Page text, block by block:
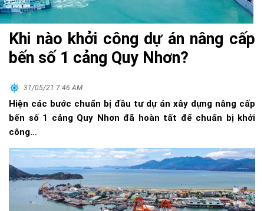
Khi nào khởi công dự án nâng cấp
bến số 1 cảng Quy Nhơn?
31/05/21 7:46 AM
Hiện các bước chuẩn bị đầu tư dự án xây dựng nâng cấp
bến số 1 cảng Quy Nhơn đã hoàn tất để chuẩn bị khởi
công…